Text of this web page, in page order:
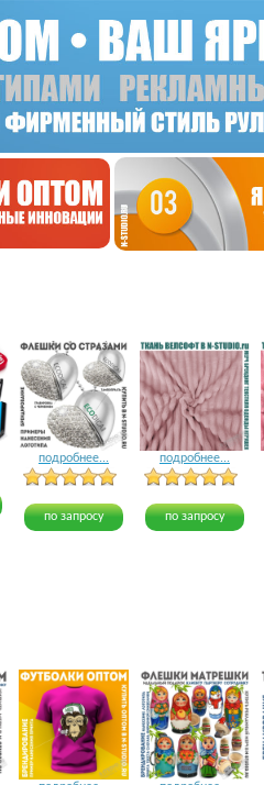
подробнее...
5 голосов
по запросу
подробнее...
по запросу